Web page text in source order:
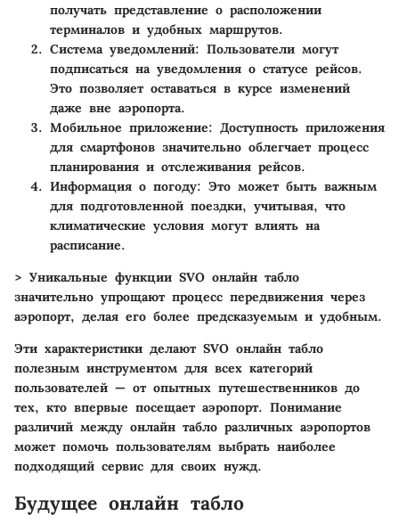
получать представление о расположении
терминалов и удобных маршрутов.
Система уведомлений: Пользователи могут
подписаться на уведомления о статусе рейсов.
Это позволяет оставаться в курсе изменений
даже вне аэропорта.
Мобильное приложение: Доступность приложения
для смартфонов значительно облегчает процесс
планирования и отслеживания рейсов.
Информация о погоду: Это может быть важным
для подготовленной поездки, учитывая, что
климатические условия могут влиять на
расписание.
> Уникальные функции SVO онлайн табло
значительно упрощают процесс передвижения через
аэропорт, делая его более предсказуемым и удобным.
Эти характеристики делают SVO онлайн табло
полезным инструментом для всех категорий
пользователей — от опытных путешественников до
тех, кто впервые посещает аэропорт. Понимание
различий между онлайн табло различных аэропортов
может помочь пользователям выбрать наиболее
подходящий сервис для своих нужд.
Будущее онлайн табло